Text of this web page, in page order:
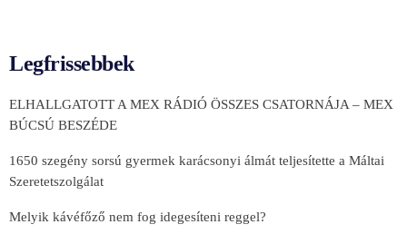
Legfrissebbek
ELHALLGATOTT A MEX RÁDIÓ ÖSSZES CSATORNÁJA – MEX
BÚCSÚ BESZÉDE
1650 szegény sorsú gyermek karácsonyi álmát teljesítette a Máltai
Szeretetszolgálat
Melyik kávéfőző nem fog idegesíteni reggel?